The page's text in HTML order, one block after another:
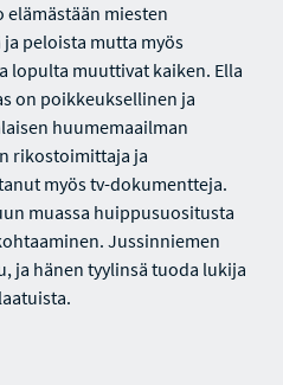
elämästään miesten
peloista mutta myös
lopulta muuttivat kaiken. Ella
on poikkeuksellinen ja
huumemaailman
rikostoimittaja ja
myös tv-dokumentteja.
muassa huippusuositusta
Jussinniemen
ja hänen tyylinsä tuoda lukija